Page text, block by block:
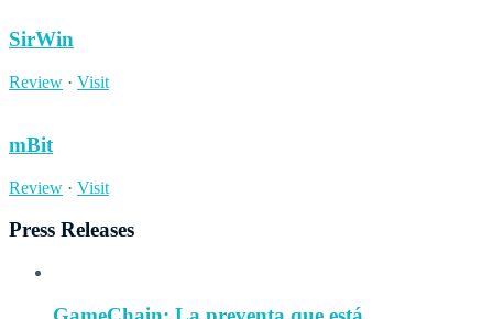
SirWin
Review · Visit
mBit
Review · Visit
Press Releases